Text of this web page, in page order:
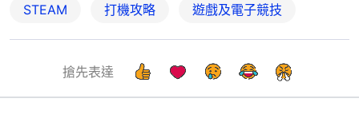
STEAM 打機攻略 遊戲及電子競技
搶先表達